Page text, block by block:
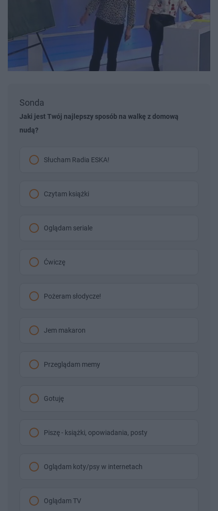
Sonda
Jaki jest Twój najlepszy sposób na walkę z domową
nudą?
Słucham Radia ESKA!
Czytam książki
Oglądam seriale
Ćwiczę
Pożeram słodycze!
Jem makaron
Przeglądam memy
Gotuję
Piszę - książki, opowiadania, posty
Oglądam koty/psy w internetach
Oglądam TV